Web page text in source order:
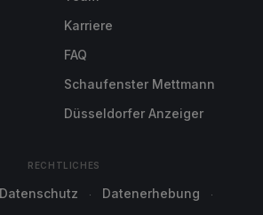
Karriere
FAQ
Schaufenster Mettmann
Düsseldorfer Anzeiger
RECHTLICHES
Datenschutz Datenerhebung